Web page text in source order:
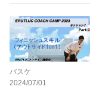
バスケ
2024/07/01